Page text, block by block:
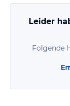
Leider
Folgende